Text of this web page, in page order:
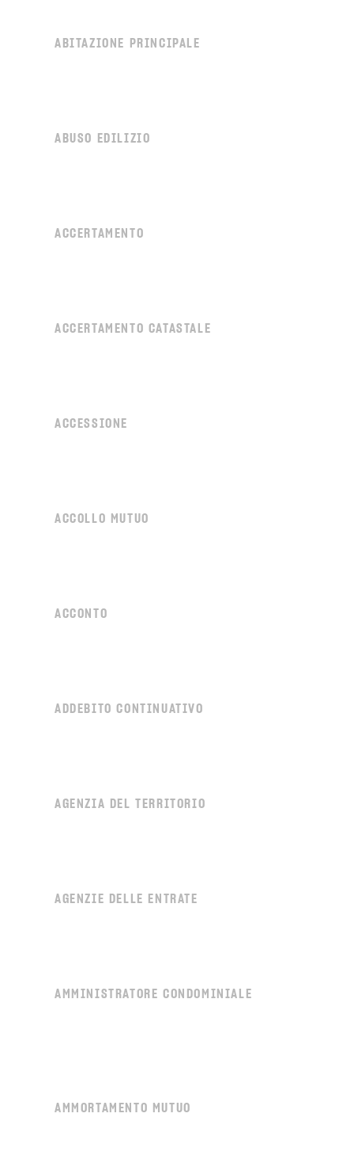
ABITAZIONE PRINCIPALE
ABUSO EDILIZIO
ACCERTAMENTO
ACCERTAMENTO CATASTALE
ACCESSIONE
ACCOLLO MUTUO
ACCONTO
ADDEBITO CONTINUATIVO
AGENZIA DEL TERRITORIO
AGENZIE DELLE ENTRATE
AMMINISTRATORE CONDOMINIALE
AMMORTAMENTO MUTUO